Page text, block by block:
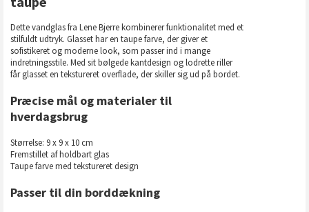
Dette vandglas fra Lene Bjerre kombinerer funktionalitet med et
stilfuldt udtryk. Glasset har en taupe farve, der giver et
sofistikeret og moderne look, som passer ind i mange
indretningsstile. Med sit bølgede kantdesign og lodrette riller
får glasset en tekstureret overflade, der skiller sig ud på bordet.
Præcise mål og materialer til
hverdagsbrug
Størrelse: 9 x 9 x 10 cm
Fremstillet af holdbart glas
Taupe farve med tekstureret design
Passer til din borddækning